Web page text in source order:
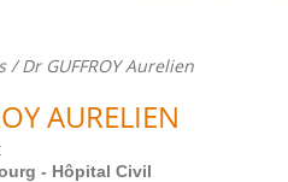
/ Dr GUFFROY Aurelien
AURELIEN
- Hôpital Civil